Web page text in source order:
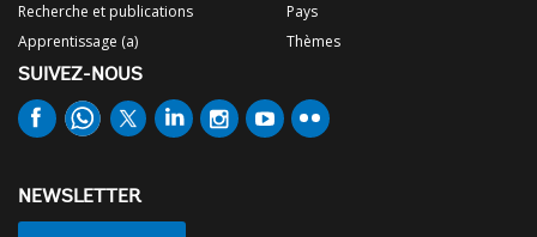
Recherche et publications
Apprentissage (a)
Pays
Thèmes
SUIVEZ-NOUS
NEWSLETTER